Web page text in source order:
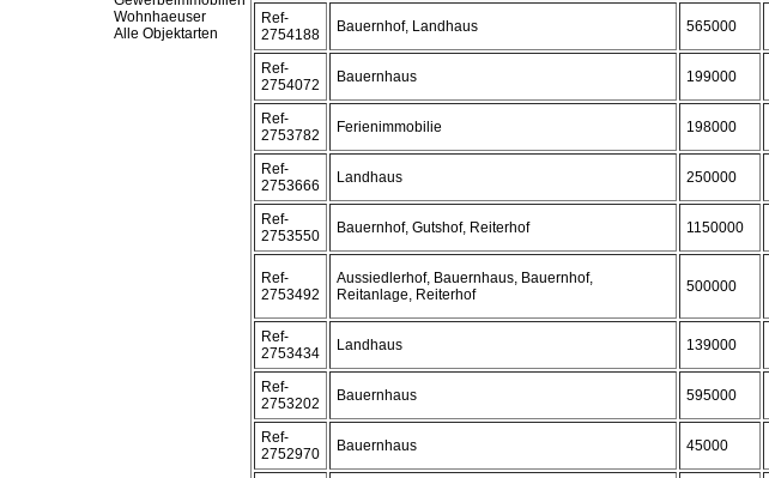
Wohnhaeuser
Alle Objektarten
Ref-
2754188
Bauernhof, Landhaus 565000
Ref-
2754072
Bauernhaus 199000
Ref-
2753782
Ferienimmobilie 198000
Ref-
2753666
Landhaus 250000
Ref-
2753550
Bauernhof, Gutshof, Reiterhof 1150000
Ref-
2753492
Aussiedlerhof, Bauernhaus, Bauernhof,
Reitanlage, Reiterhof
500000
Ref-
2753434
Landhaus 139000
Ref-
2753202
Bauernhaus 595000
Ref-
2752970
Bauernhaus 45000